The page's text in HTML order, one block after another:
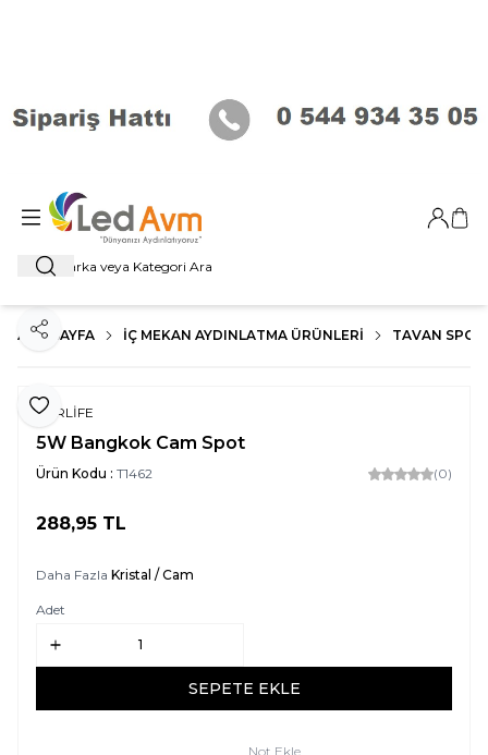
Ara
Giriş
ANA SAYFA İÇ MEKAN AYDINLATMA ÜRÜNLERI TAVAN SPOT
Favoriye Ekle
Paylaş
FORLİFE
5W Bangkok Cam Spot
Ürün Kodu : T1462 (0)
288,95 TL
Daha Fazla Kristal / Cam
Adet
SEPETE EKLE
Not Ekle